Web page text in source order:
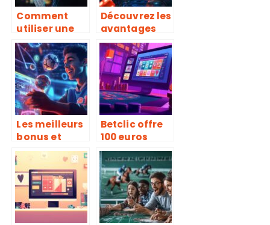
Comment
utiliser une
méthode
paris sportifs
pour
optimiser vos
gains
Découvrez les
avantages
des casinos
en ligne avec
un focus sur
le football
Les meilleurs
bonus et
offres pour
les amateurs
de paris
sportifs
Betclic offre
100 euros
gratuits :
Comment les
obtenir et les
encaisser
facilement ?